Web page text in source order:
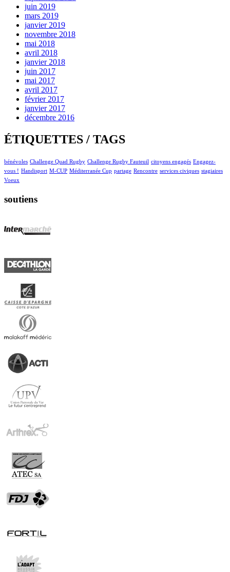
juin 2019
mars 2019
janvier 2019
novembre 2018
mai 2018
avril 2018
janvier 2018
juin 2017
mai 2017
avril 2017
février 2017
janvier 2017
décembre 2016
ÉTIQUETTES / TAGS
bénévoles Challenge Quad Rugby Challenge Rugby Fauteuil citoyens engagés Engagez-
vous ! Handisport M-CUP Méditerranée Cup partage Rencontre services civiques stagiaires
Voeux
soutiens